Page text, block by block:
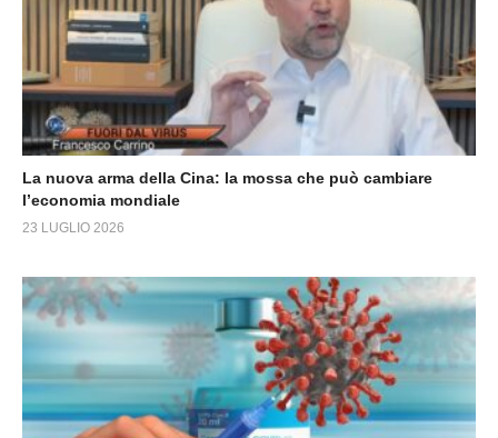
La nuova arma della Cina: la mossa che può cambiare
l’economia mondiale
23 LUGLIO 2026